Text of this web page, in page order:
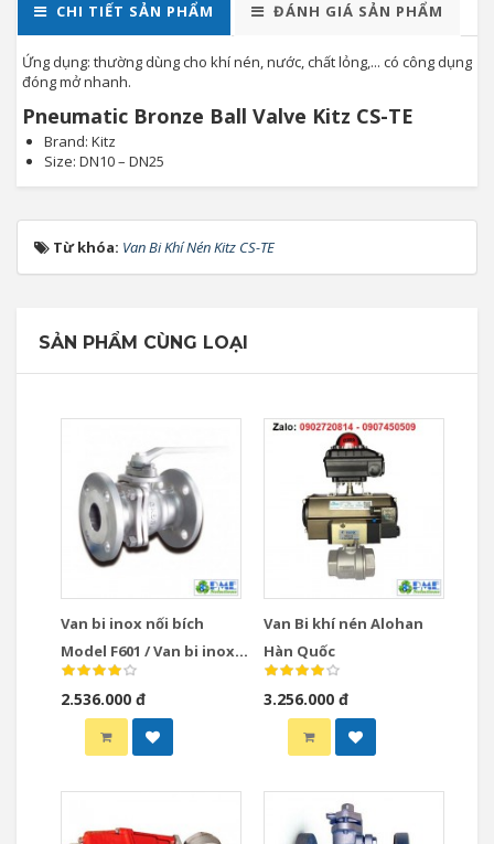
CHI TIẾT SẢN PHẨM ĐÁNH GIÁ SẢN PHẨM
Ứng dụng: thường dùng cho khí nén, nước, chất lỏng,... có công dụng
đóng mở nhanh.
Pneumatic Bronze Ball Valve Kitz CS-TE
Brand: Kitz
Size: DN10 – DN25
Từ khóa: Van Bi Khí Nén Kitz CS-TE
SẢN PHẨM CÙNG LOẠI
Van bi inox nối bích
Model F601 / Van bi inox
nối bích Model F602
2.536.000 đ
Van Bi khí nén Alohan
Hàn Quốc
3.256.000 đ